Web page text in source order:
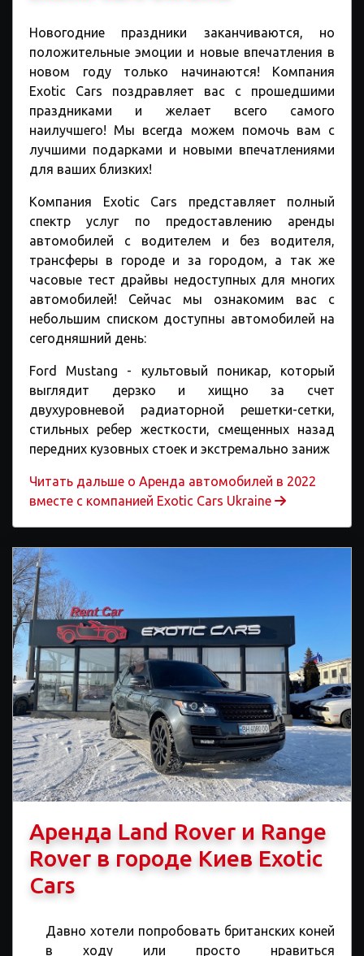
Новогодние праздники заканчиваются, но
положительные эмоции и новые впечатления в
новом году только начинаются! Компания
Exotic Cars поздравляет вас с прошедшими
праздниками и желает всего самого
наилучшего! Мы всегда можем помочь вам с
лучшими подарками и новыми впечатлениями
для ваших близких!
Компания Exotic Cars представляет полный
спектр услуг по предоставлению аренды
автомобилей с водителем и без водителя,
трансферы в городе и за городом, а так же
часовые тест драйвы недоступных для многих
автомобилей! Сейчас мы ознакомим вас с
небольшим списком доступны автомобилей на
сегодняшний день:
Ford Mustang - культовый поникар, который
выглядит дерзко и хищно за счет
двухуровневой радиаторной решетки-сетки,
стильных ребер жесткости, смещенных назад
передних кузовных стоек и экстремально заниж
Читать дальше o Аренда автомобилей в 2022
вместе с компанией Exotic Cars Ukraine
Аренда Land Rover и Range
Rover в городе Киев Exotic
Cars
Давно хотели попробовать британских коней
в ходу или просто нравиться